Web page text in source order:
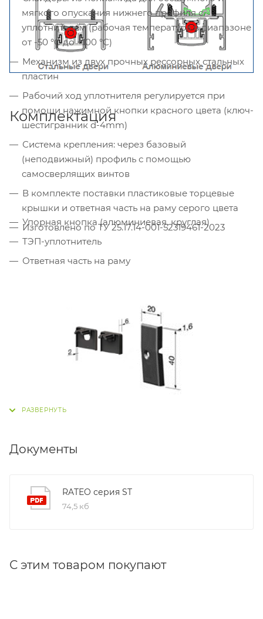
мягкого опускания нижнего профиля с
уплотнителем (рабочая температура в диапазоне
от -50 °С до +100 °С)
Механизм из двух прочных рессорных стальных
пластин
Рабочий ход уплотнителя регулируется при
помощи нажимной кнопки красного цвета (ключ-
шестигранник d-4mm)
Система крепления: через базовый
(неподвижный) профиль с помощью
самосверлящих винтов
В комплекте поставки пластиковые торцевые
крышки и ответная часть на раму серого цвета
Изготовлено по ТУ 25.17.14-001-52319461-2023
Комплектация
Упорная кнопка (алюминиевая, круглая)
ТЭП-уплотнитель
Ответная часть на раму
Документы
RATEO серия ST
74,5 кб
С этим товаром покупают